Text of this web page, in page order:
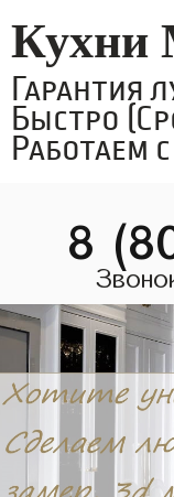
Кухни
Гарантия
Быстро
Работаем
8